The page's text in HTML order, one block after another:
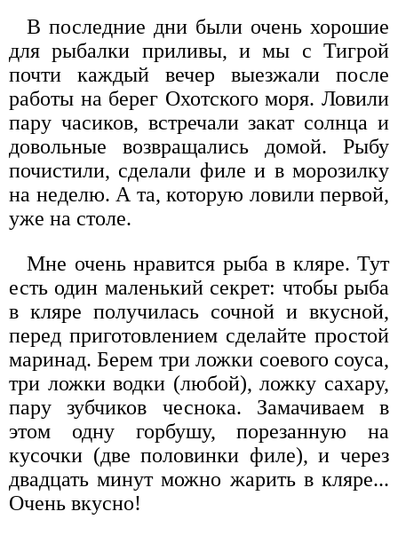
В последние дни были очень хорошие
для рыбалки приливы, и мы с Тигрой
почти каждый вечер выезжали после
работы на берег Охотского моря. Ловили
пару часиков, встречали закат солнца и
довольные возвращались домой. Рыбу
почистили, сделали филе и в морозилку
на неделю. А та, которую ловили первой,
уже на столе.
Мне очень нравится рыба в кляре. Тут
есть один маленький секрет: чтобы рыба
в кляре получилась сочной и вкусной,
перед приготовлением сделайте простой
маринад. Берем три ложки соевого соуса,
три ложки водки (любой), ложку сахару,
пару зубчиков чеснока. Замачиваем в
этом одну горбушу, порезанную на
кусочки (две половинки филе), и через
двадцать минут можно жарить в кляре...
Очень вкусно!